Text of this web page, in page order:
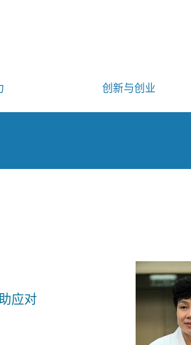
创新与创业
应对